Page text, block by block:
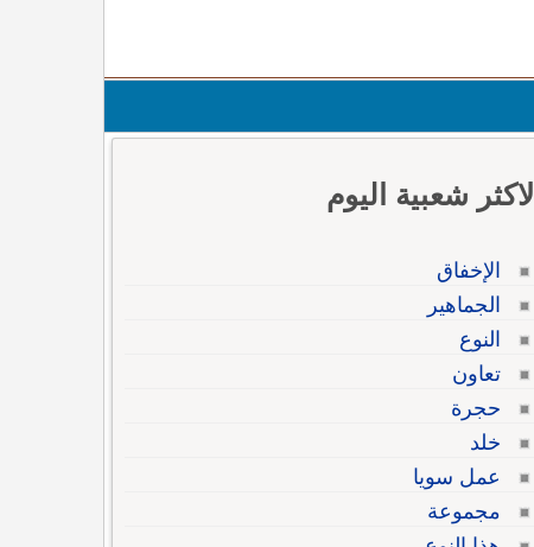
الاكثر شعبية اليوم
الإخفاق
الجماهير
النوع
تعاون
حجرة
خلد
عمل سويا
مجموعة